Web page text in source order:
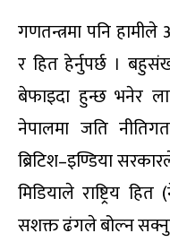
गणतन्त्रमा पनि
र हित हेर्नुपर्छ ।
बेफाइदा हुन्छ भनेर
नेपालमा जति
ब्रिटिश–इण्डिया
मिडियाले राष्ट्रिय
सशक्त ढंगले बोल्न